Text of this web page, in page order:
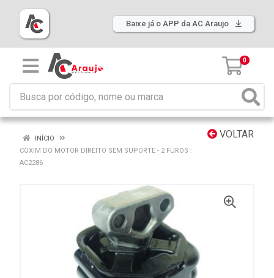
Baixe já o APP da AC Araujo
0
VOLTAR
INÍCIO
COXIM DO MOTOR DIREITO SEM SUPORTE - 2 FUROS :
AC2286